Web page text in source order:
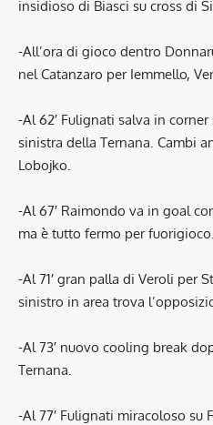
insidioso di Biasci su cross di
-All’ora di gioco dentro
nel Catanzaro per Iemmello,
-Al 62′ Fulignati salva in
sinistra della Ternana. Cambi
Lobojko.
-Al 67′ Raimondo va in goal
ma è tutto fermo per fuorigioco.
-Al 71′ gran palla di Veroli per
sinistro in area trova
-Al 73′ nuovo cooling break
Ternana.
-Al 77′ Fulignati miracoloso